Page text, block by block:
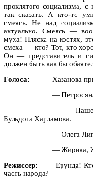
проклятого социализма,
так сказать. А кто-то
смеясь. Не над
актуально. Смеясь —
муха! Пляска на костях,
смеха — кто? Тот, кто
Он — представитель и
должен быть как бы
Голоса: — Хазанова
—
— Нашел
Бульдога Харламова.
— Олега
— Жирика,
Режиссер: — Ерунда! Кто
часть народа?